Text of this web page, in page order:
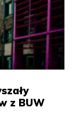
z BUW